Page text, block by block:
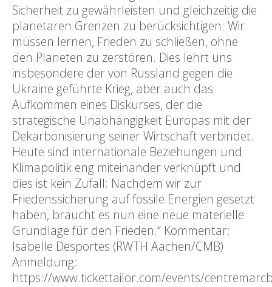
Sicherheit zu gewährleisten und gleichzeitig die
planetaren Grenzen zu berücksichtigen: Wir
müssen lernen, Frieden zu schließen, ohne
den Planeten zu zerstören. Dies lehrt uns
insbesondere der von Russland gegen die
Ukraine geführte Krieg, aber auch das
Aufkommen eines Diskurses, der die
strategische Unabhängigkeit Europas mit der
Dekarbonisierung seiner Wirtschaft verbindet.
Heute sind internationale Beziehungen und
Klimapolitik eng miteinander verknüpft und
dies ist kein Zufall: Nachdem wir zur
Friedenssicherung auf fossile Energien gesetzt
haben, braucht es nun eine neue materielle
Grundlage für den Frieden.“ Kommentar:
Isabelle Desportes (RWTH Aachen/CMB)
Anmeldung:
https://www.tickettailor.com/events/